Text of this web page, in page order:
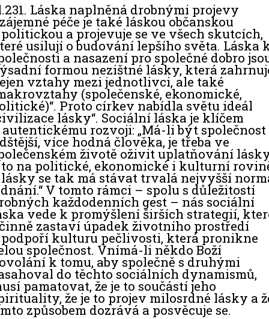
Láska naplněná drobnými projevy
péče je také láskou občanskou
a projevuje se ve všech skutcích,
usilují o budování lepšího světa. Láska
a nasazení pro společné dobro
formou nezištné lásky, která
vztahy mezi jednotlivci, ale také
(společenské, ekonomické,
Proto církev nabídla světu ideál
lásky“. Sociální láska je klíčem
rozvoji: „Má-li být společnost
více hodná člověka, je třeba ve
životě oživit uplatňování
na politické, ekonomické i kulturní
lásky se tak má stávat trvalá nejvyšší
V tomto rámci – spolu s důležitostí
každodenních gest – nás sociální
vede k promýšlení širších strategií,
zastaví úpadek životního prostředí
kulturu pečlivosti, která pronikne
společnost. Vnímá-li někdo Boží
k tomu, aby společně s druhými
do těchto sociálních dynamismů,
pamatovat, že je to součástí jeho
že je to projev milosrdné lásky a
způsobem dozrává a posvěcuje se.